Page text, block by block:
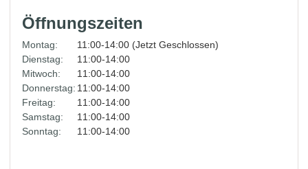
Öffnungszeiten
Montag:
11:00-14:00 (Jetzt Geschlossen)
Dienstag:
11:00-14:00
Mitwoch:
11:00-14:00
Donnerstag: 11:00-14:00
Freitag:
11:00-14:00
Samstag:
11:00-14:00
Sonntag:
11:00-14:00